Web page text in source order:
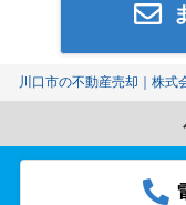
川口市の不動産売却｜株式